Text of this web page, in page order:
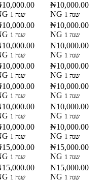
1 שנה
₦10,000.00
NG
1 שנה
1 שנה
₦10,000.00
NG
1 שנה
1 שנה
₦10,000.00
NG
1 שנה
1 שנה
₦10,000.00
NG
1 שנה
1 שנה
₦10,000.00
NG
1 שנה
1 שנה
₦10,000.00
NG
1 שנה
1 שנה
₦10,000.00
NG
1 שנה
1 שנה
₦15,000.00
NG
1 שנה
1 שנה
₦15,000.00
NG
1 שנה